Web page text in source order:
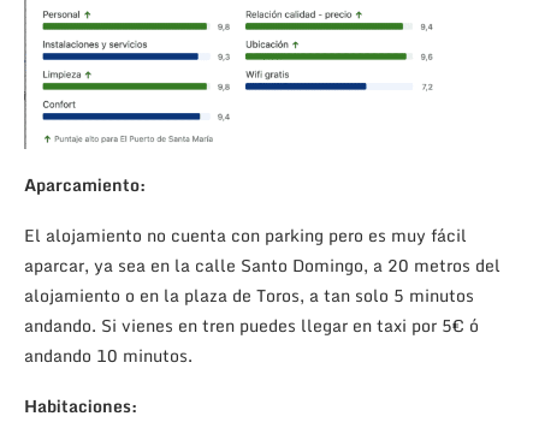
Aparcamiento:
El alojamiento no cuenta con parking pero es muy fácil
aparcar, ya sea en la calle Santo Domingo, a 20 metros del
alojamiento o en la plaza de Toros, a tan solo 5 minutos
andando. Si vienes en tren puedes llegar en taxi por 5€ ó
andando 10 minutos.
Habitaciones: